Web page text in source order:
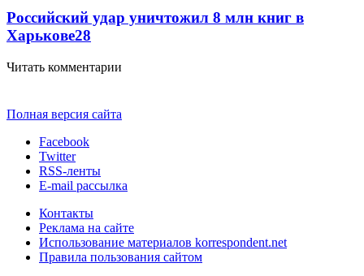
Российский удар уничтожил 8 млн книг в
Харькове28
Читать комментарии
Полная версия сайта
Facebook
Twitter
RSS-ленты
E-mail рассылка
Контакты
Реклама на сайте
Использование материалов korrespondent.net
Правила пользования сайтом